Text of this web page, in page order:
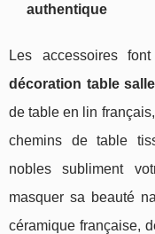
authentique
Les accessoires
décoration table
de table en lin
chemins de table
nobles subliment
masquer sa beauté
céramique française,